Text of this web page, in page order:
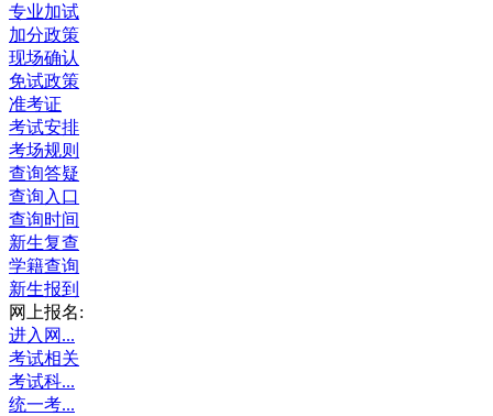
专业加试
加分政策
现场确认
免试政策
准考证
考试安排
考场规则
查询答疑
查询入口
查询时间
新生复查
学籍查询
新生报到
网上报名:
进入网...
考试相关
考试科...
统一考...